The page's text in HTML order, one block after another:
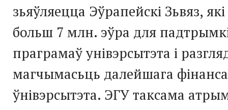
зьяўляецца Эўрапейскі Зьвяз,
больш 7 млн. эўра для
праграмаў унівэрсытэта і
магчымасьць далейшага
ўнівэрсытэта. ЭГУ таксама